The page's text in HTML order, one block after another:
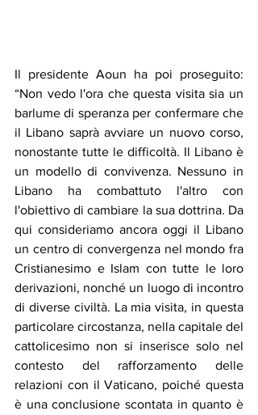
Il presidente Aoun ha poi proseguito:
“Non vedo l'ora che questa visita sia un
barlume di speranza per confermare che
il Libano saprà avviare un nuovo corso,
nonostante tutte le difficoltà. Il Libano è
un modello di convivenza. Nessuno in
Libano ha combattuto l'altro con
l'obiettivo di cambiare la sua dottrina. Da
qui consideriamo ancora oggi il Libano
un centro di convergenza nel mondo fra
Cristianesimo e Islam con tutte le loro
derivazioni, nonché un luogo di incontro
di diverse civiltà. La mia visita, in questa
particolare circostanza, nella capitale del
cattolicesimo non si inserisce solo nel
contesto del rafforzamento delle
relazioni con il Vaticano, poiché questa
è una conclusione scontata in quanto è